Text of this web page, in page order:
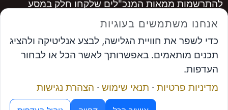
להתרשמות ממאות המנכ"לים שלקחו חלק במסע
...............
אבי פרץ, מייסד פורום המנכ"לים ומנכ"ל פתרונות
אפקטיביים
מנוע ה-AI של פורום המנכ"לים
תיאום פגישה
אנחנו משתמשים בעוגיות
כדי לשפר את חוויית הגלישה, לבצע אנליטיקה ולהציג
תכנים מותאמים. באפשרותך לאשר הכל או לבחור
העדפות.
מדיניות פרטיות · תנאי שימוש · הצהרת נגישות